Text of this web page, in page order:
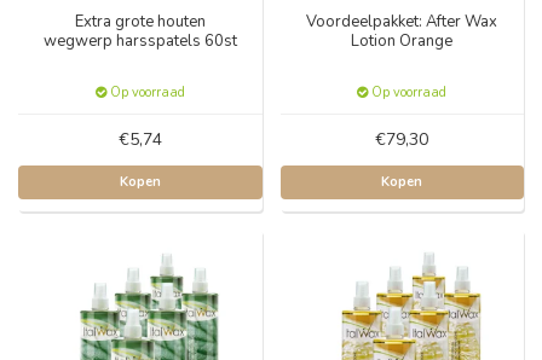
Extra grote houten
wegwerp harsspatels 60st
Op voorraad
€5,74
Kopen
Voordeelpakket: After Wax
Lotion Orange
Op voorraad
€79,30
Kopen